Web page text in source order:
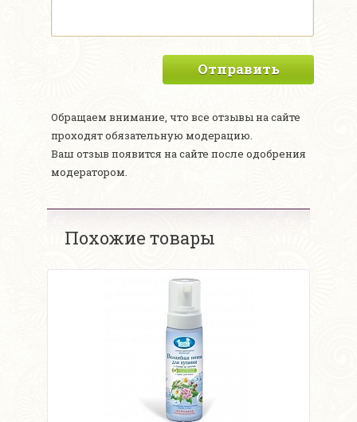
Отправить
Обращаем внимание, что все отзывы на сайте
проходят обязательную модерацию.
Ваш отзыв появится на сайте после одобрения
модератором.
Похожие товары